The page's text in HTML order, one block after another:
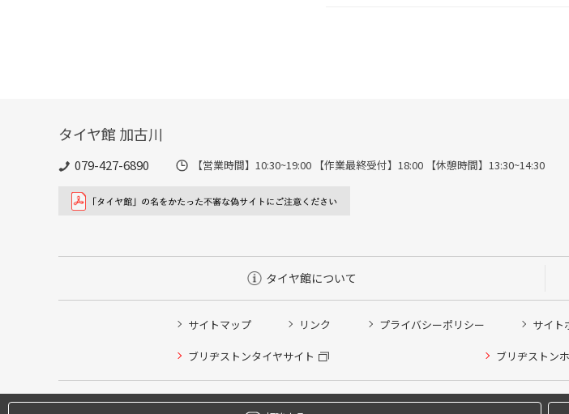
タイヤ館 加古川
079-427-6890 【営業時間】10:30~19:00 【作業最終受付】18:00 【休憩時間】13:30~14:30
タイヤ館について
サイトマップ リンク プライバシーポリシー サイト
ブリヂストンタイヤサイト ブリヂストン
タイヤ点検・安全点検/タイヤ履き替え/オイル交換/その他ピット作業の予約
クローク契約会員専用タイヤ履き替え※タイヤ履き替えを希望のクローク契約会員の方はこちらを選
本日のタイヤ履き替え順番待ち予約 ※クローク契約会員の方はご利用いただけません